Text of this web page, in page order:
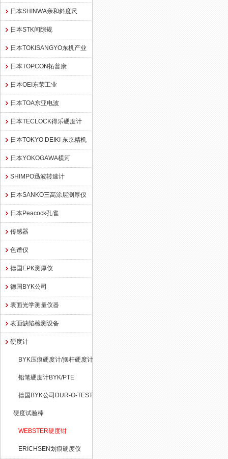
日本SHINWA亲和斜度尺
日本STK间隙规
日本TOKISANGYO东机产业
日本TOPCON拓普康
日本OEI东荣工业
日本TOA东亚电波
日本TECLOCK得乐硬度计
日本TOKYO DEIKI 东京精机
日本YOKOGAWA横河
SHIMPO迅波转速计
日本SANKO三高涂层测厚仪
日本Peacock孔雀
传感器
色谱仪
德国EPK测厚仪
德国BYK公司
表面光学测量仪器
表面缺陷检测设备
硬度计
BYK压痕硬度计/摆杆硬度计
铅笔硬度计BYK/PTE
德国BYK公司DUR-O-TEST
硬度试验棒
WEBSTER硬度钳
ERICHSEN划痕硬度仪